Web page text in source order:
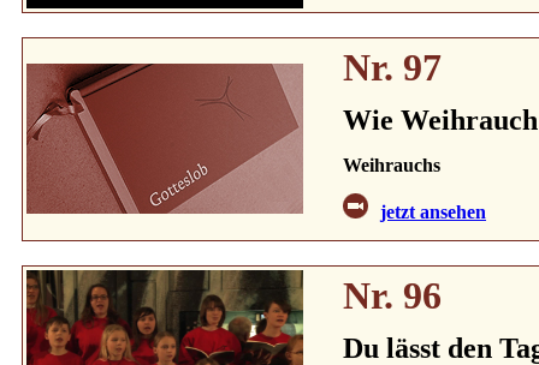
Nr. 97
Wie
Weihrauchs
jetzt ansehen
Nr. 96
Du lässt den